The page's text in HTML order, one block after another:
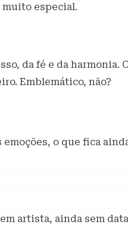
muito especial.
da fé e da harmonia.
Emblemático, não?
o que fica
artista, ainda sem